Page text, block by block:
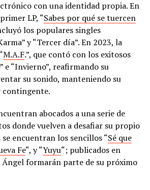
con una identidad propia. En
LP, “Sabes por qué se tuercen
los populares singles
y “Tercer día”. En 2023, la
M.A.F.”, que contó con los exitosos
e “Invierno”, reafirmando su
su sonido, manteniendo su
contingente.
abocados a una serie de
donde vuelven a desafiar su propio
encuentran los sencillos “Sé que
Fe“, y “Yuyu“; publicados en
Ángel formarán parte de su próximo